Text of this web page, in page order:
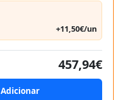
+11,50€/un
457,94€
Adicionar